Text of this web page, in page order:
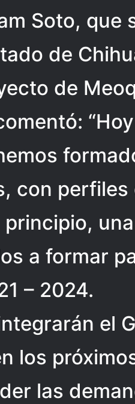
Soto, que
de
de
con
a formar
– 2024.
el
los
las